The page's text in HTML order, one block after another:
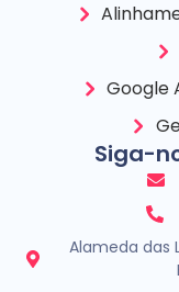
Siga-
Alameda das
Google